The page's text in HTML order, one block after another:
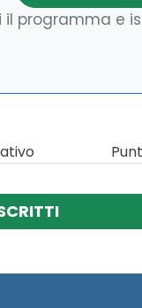
il programma e